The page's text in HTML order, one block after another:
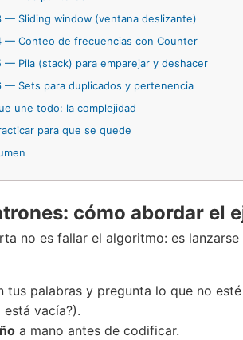
— Sliding window (ventana deslizante)
— Conteo de frecuencias con Counter
— Pila (stack) para emparejar y deshacer
— Sets para duplicados y pertenencia
une todo: la complejidad
para que se quede
cómo abordar el
no es fallar el algoritmo: es
tus palabras y pregunta lo que no
vacía?).
a mano antes de codificar.